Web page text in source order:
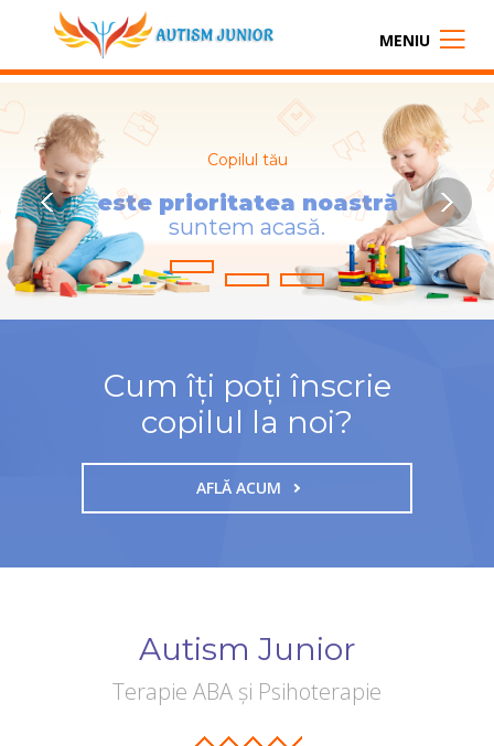
MENIU
Copilul tău
este prioritatea noastră
suntem acasă.
Cum îți poți înscrie
copilul la noi?
AFLĂ ACUM
Autism Junior
Terapie ABA și Psihoterapie